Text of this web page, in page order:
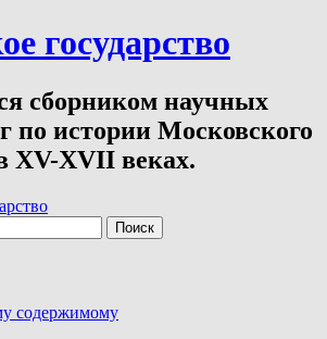
государство
сборником научных
по истории Московского
XV-XVII веках.
содержимому